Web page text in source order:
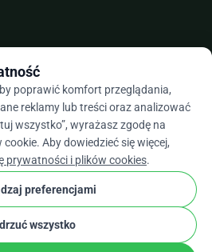
ponad 500 opinii
Prywatność i pliki cookie
Plików Cookie
poprawić komfort przeglądania,
reklamy lub treści oraz analizować
wszystko”, wyrażasz zgodę na
Aby dowiedzieć się więcej,
prywatności i plików cookies.
preferencjami
wszystko